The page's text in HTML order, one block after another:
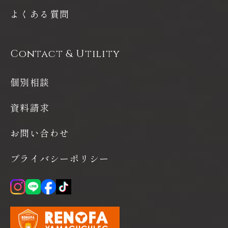
よくある質問
Contact & Utility
個別相談
資料請求
お問い合わせ
プライバシーポリシー